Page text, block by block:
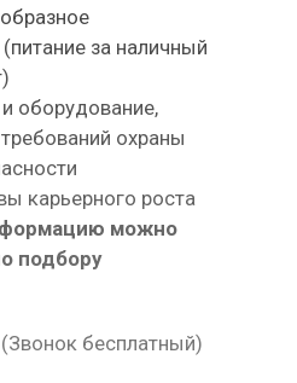
за наличный
оборудование,
охраны
карьерного роста
можно
подбору
бесплатный)